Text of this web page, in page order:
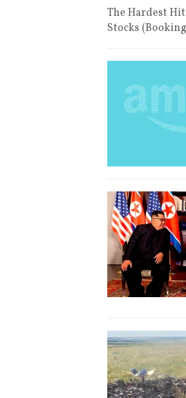
The Hardest
Stocks